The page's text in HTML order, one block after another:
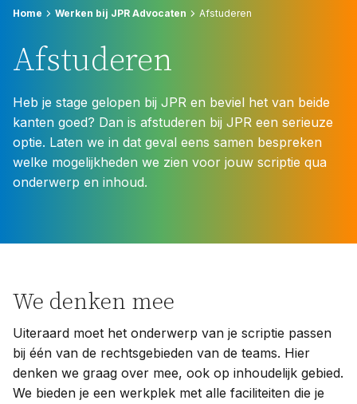
Home Werken bij JPR Advocaten Afstuderen
Afstuderen
Heb je stage gelopen bij JPR en beviel het van beide
kanten goed? Dan is afstuderen bij JPR een serieuze
optie. Laten we in dat geval eens samen bespreken
welke mogelijkheden we zien voor jouw scriptie qua
onderwerp en inhoud.
We denken mee
Uiteraard moet het onderwerp van je scriptie passen
bij één van de rechtsgebieden van de teams. Hier
denken we graag over mee, ook op inhoudelijk gebied.
We bieden je een werkplek met alle faciliteiten die je